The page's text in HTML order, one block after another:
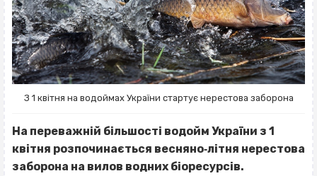
З 1 квітня на водоймах України стартує нерестова заборона
На переважній більшості водойм України з 1
квітня розпочинається весняно‐літня нерестова
заборона на вилов водних біоресурсів.